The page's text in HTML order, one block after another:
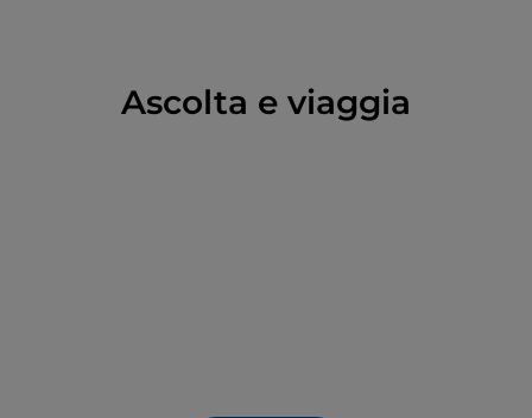
Ascolta e viaggia